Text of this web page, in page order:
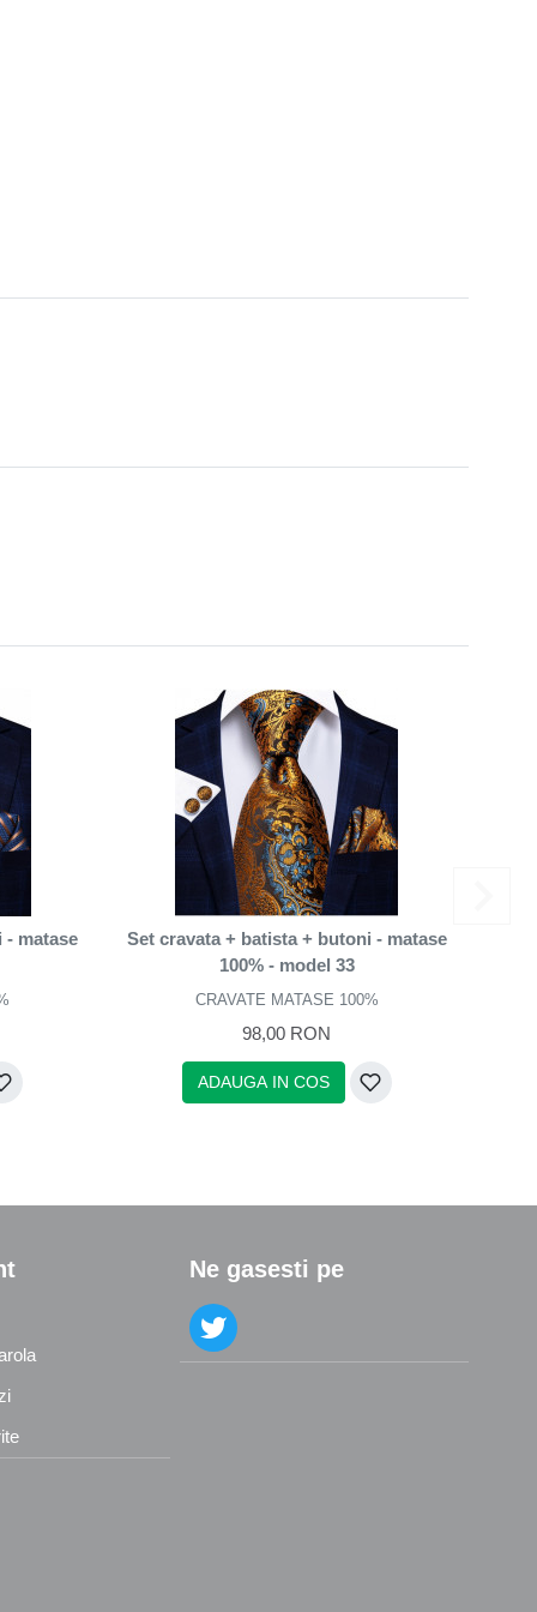
- matase
Set cravata + batista + butoni - matase
100% - model 33
CRAVATE MATASE 100%
98,00 RON
ADAUGA IN COS
Ne gasesti pe